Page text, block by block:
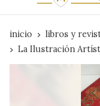
inicio
libros y
La Ilustración